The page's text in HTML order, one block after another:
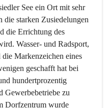
See ein Ort mit sehr
die starken Zusiedelungen
die Errichtung des
Wasser- und Radsport,
Markenzeichen eines
geschafft hat bei
hundertprozentig
Gewerbebetriebe zu
Dorfzentrum wurde